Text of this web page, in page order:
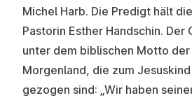
Michel Harb. Die Predigt hält
Pastorin Esther Handschin.
unter dem biblischen Motto der
Morgenland, die zum
gezogen sind: „Wir haben